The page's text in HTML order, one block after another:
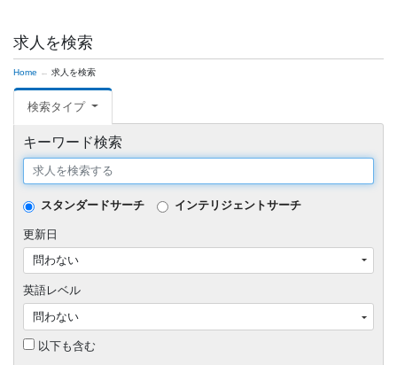
求人を検索
Home 求人を検索
検索タイプ
キーワード検索
スタンダードサーチ インテリジェントサーチ
更新日
英語レベル
以下も含む